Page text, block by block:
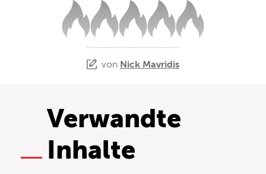
von Nick Mavridis
Verwandte
Inhalte